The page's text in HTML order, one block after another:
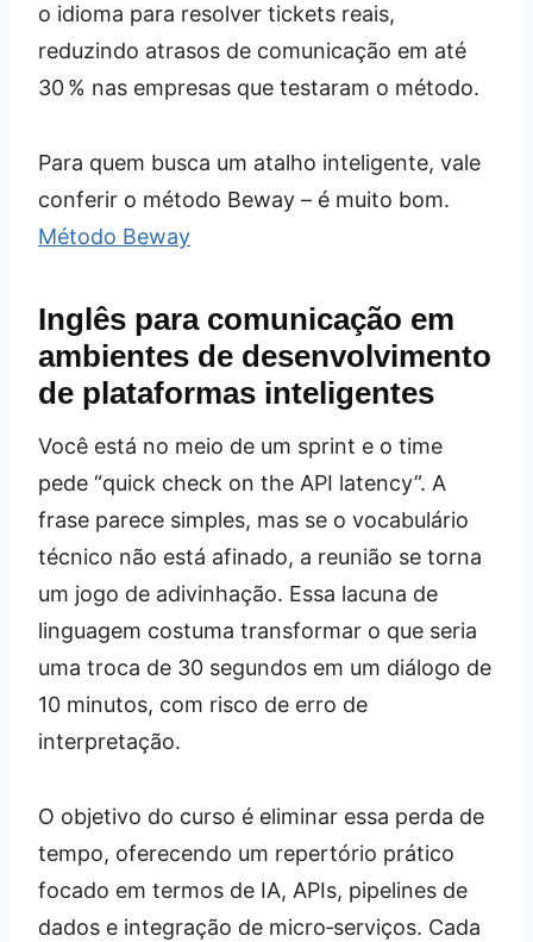
o idioma para resolver tickets reais,
reduzindo atrasos de comunicação em até
30 % nas empresas que testaram o método.
Para quem busca um atalho inteligente, vale
conferir o método Beway – é muito bom.
Método Beway
Inglês para comunicação em
ambientes de desenvolvimento
de plataformas inteligentes
Você está no meio de um sprint e o time
pede “quick check on the API latency”. A
frase parece simples, mas se o vocabulário
técnico não está afinado, a reunião se torna
um jogo de adivinhação. Essa lacuna de
linguagem costuma transformar o que seria
uma troca de 30 segundos em um diálogo de
10 minutos, com risco de erro de
interpretação.
O objetivo do curso é eliminar essa perda de
tempo, oferecendo um repertório prático
focado em termos de IA, APIs, pipelines de
dados e integração de micro‑serviços. Cada